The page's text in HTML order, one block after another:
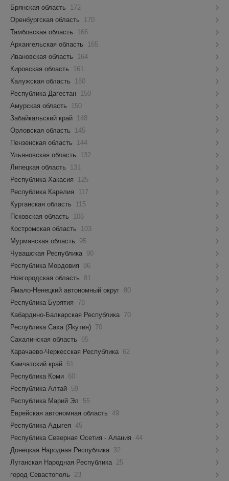
Брянская область
172
Оренбургская область
170
Тамбовская область
166
Архангельская область
165
Ивановская область
164
Кировская область
161
Калужская область
160
Республика Дагестан
150
Амурская область
150
Забайкальский край
148
Орловская область
145
Пензенская область
144
Ульяновская область
132
Липецкая область
131
Республика Хакасия
125
Республика Карелия
117
Курганская область
115
Псковская область
106
Костромская область
103
Мурманская область
95
Чувашская Республика 90
Республика Мордовия
86
Новгородская область
81
Ямало-Ненецкий автономный округ 80
Республика Бурятия
78
Кабардино-Балкарская Республика 70
Республика Саха (Якутия) 70
Сахалинская область
65
Карачаево-Черкесская Республика 62
Камчатский край 61
Республика Коми 60
Республика Алтай 59
Республика Марий Эл
55
Еврейская автономная область 49
Республика Адыгея 45
Республика Северная Осетия - Алания 44
Донецкая Народная Республика 32
Луганская Народная Республика 25
город Севастополь
23